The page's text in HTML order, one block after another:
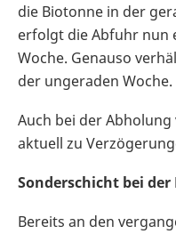
die Biotonne in der
erfolgt die Abfuhr nun
Woche. Genauso
der ungeraden Woche.
Auch bei der
aktuell zu
Sonderschicht bei
Bereits an den